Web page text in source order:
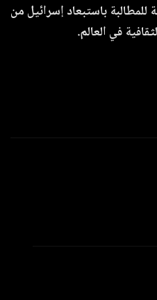
للمطالبة باستبعاد إسرائيل من
في العالم.